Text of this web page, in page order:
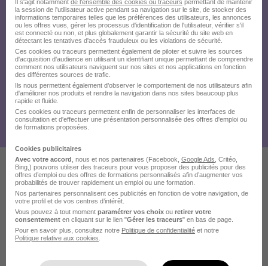
Ces offres pourraient aussi
vous intéresser
Il s'agit notamment de l'ensemble des cookies ou traceurs permettant de maintenir
la session de l'utilisateur active pendant sa navigation sur le site, de stocker des
informations temporaires telles que les préférences des utilisateurs, les annonces
ou les offres vues, gérer les processus d'identification de l'utilisateur, vérifier s'il
est connecté ou non, et plus globalement garantir la sécurité du site web en
détectant les tentatives d'accès frauduleux ou les violations de sécurité.
Ces cookies ou traceurs permettent également de piloter et suivre les sources
d'acquisition d'audience en utilisant un identifiant unique permettant de comprendre
comment nos utilisateurs naviguent sur nos sites et nos applications en fonction
des différentes sources de trafic.
Ils nous permettent également d’observer le comportement de nos utilisateurs afin
d'améliorer nos produits et rendre la navigation dans nos sites beaucoup plus
rapide et fluide.
Ces cookies ou traceurs permettent enfin de personnaliser les interfaces de
consultation et d'effectuer une présentation personnalisée des offres d'emploi ou
de formations proposées.
Cookies publicitaires
Avec votre accord , nous et nos partenaires (Facebook, Google Ads , Critéo,
Bing,) pouvons utiliser des traceurs pour vous proposer des publicités pour des
offres d’emploi ou des offres de formations personnalisés afin d’augmenter vos
probabilités de trouver rapidement un emploi ou une formation.
Nos partenaires personnalisent ces publicités en fonction de votre navigation, de
votre profil et de vos centres d’intérêt.
Vous pouvez à tout moment paramétrer vos choix ou retirer votre
consentement en cliquant sur le lien "Gérer les traceurs" en bas de page.
Pour en savoir plus, consultez notre Politique de confidentialité et notre
Politique relative aux cookies